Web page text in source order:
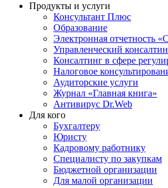
Продукты и услуги
Консультант Плюс
Образование
Электронная отчетность
Управленческий
Консалтинг в сфере
Налоговое
Аудиторские услуги
Журнал «Главная книга»
Антивирус Dr.Web
Для кого
Бухгалтеру
Юристу
Кадровому работнику
Специалисту по закупкам
Бюджетной организации
Для малой организации